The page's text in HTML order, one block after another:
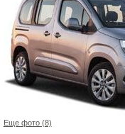
Еще фото (8)